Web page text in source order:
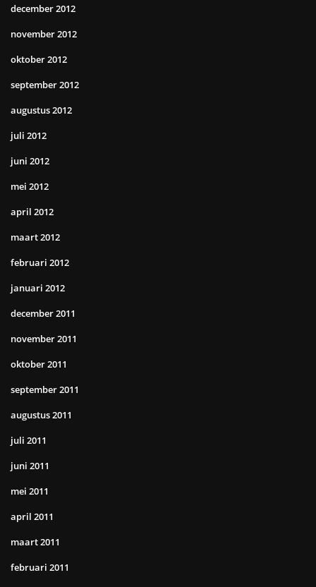
december 2012
november 2012
oktober 2012
september 2012
augustus 2012
juli 2012
juni 2012
mei 2012
april 2012
maart 2012
februari 2012
januari 2012
december 2011
november 2011
oktober 2011
september 2011
augustus 2011
juli 2011
juni 2011
mei 2011
april 2011
maart 2011
februari 2011